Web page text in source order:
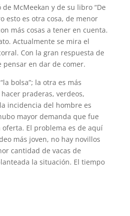
McMeekan y de su libro “De
esto es otra cosa, de menor
más cosas a tener en cuenta.
Actualmente se mira el
Con la gran respuesta de
pensar en dar de comer.
bolsa”; la otra es más
praderas, verdeos,
incidencia del hombre es
mayor demanda que fue
El problema es de aquí
más joven, no hay novillos
cantidad de vacas de
la situación. El tiempo